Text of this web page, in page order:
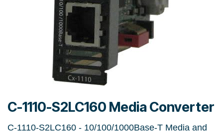
C-1110-S2LC160 Media Converter
C-1110-S2LC160 - 10/100/1000Base-T Media and